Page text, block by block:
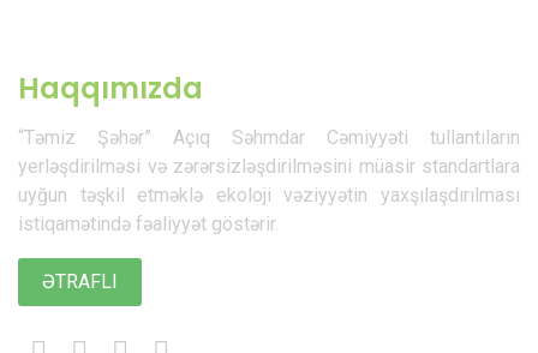
Haqqımızda
“Təmiz Şəhər” Açıq Səhmdar Cəmiyyəti tullantıların
yerləşdirilməsi və zərərsizləşdirilməsini müasir standartlara
uyğun təşkil etməklə ekoloji vəziyyətin yaxşılaşdırılması
istiqamətində fəaliyyət göstərir.
ƏTRAFLI